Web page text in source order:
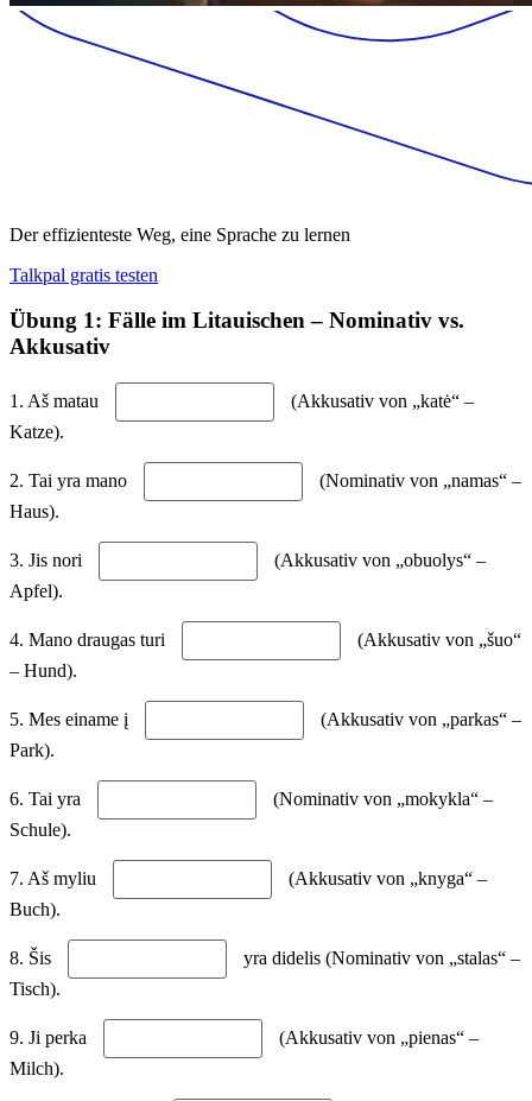
Der effizienteste Weg, eine Sprache zu lernen
Talkpal gratis testen
Übung 1: Fälle im Litauischen – Nominativ vs.
Akkusativ
1. Aš matau
(Akkusativ von „katė“ –
Katze).
2. Tai yra mano
(Nominativ von „namas“ –
Haus).
3. Jis nori
(Akkusativ von „obuolys“ –
Apfel).
4. Mano draugas turi
(Akkusativ von „šuo“
– Hund).
5. Mes einame į
(Akkusativ von „parkas“ –
Park).
6. Tai yra
(Nominativ von „mokykla“ –
Schule).
7. Aš myliu
(Akkusativ von „knyga“ –
Buch).
8. Šis
yra didelis (Nominativ von „stalas“ –
Tisch).
9. Ji perka
(Akkusativ von „pienas“ –
Milch).